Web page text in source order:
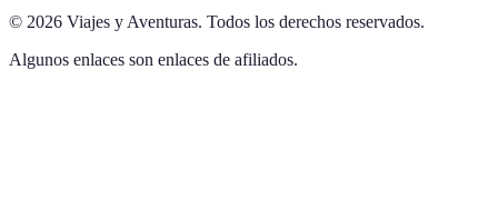
© 2026 Viajes y Aventuras. Todos los derechos reservados.
Algunos enlaces son enlaces de afiliados.